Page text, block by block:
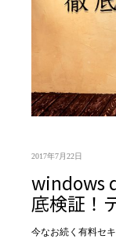
2017年7月22日
windows
底検証！
今なお続く有料セ